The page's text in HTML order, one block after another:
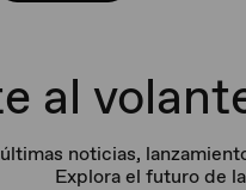
al
noticias,
Explora el futuro de